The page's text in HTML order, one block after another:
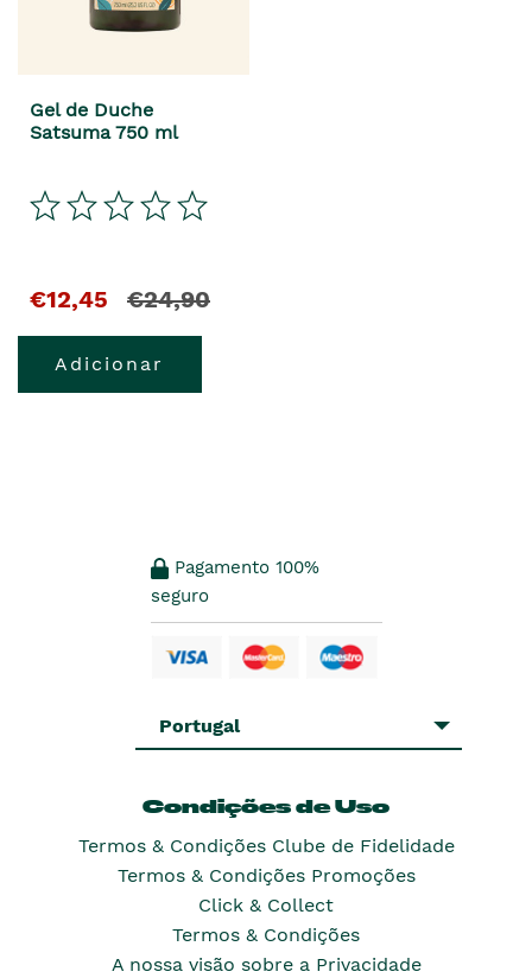
Gel de Duche
Satsuma 750 ml
€12,45 €24,90
Adicionar
Pagamento 100%
seguro
Portugal
Condições de Uso
Termos & Condições Clube de Fidelidade
Termos & Condições Promoções
Click & Collect
Termos & Condições
A nossa visão sobre a Privacidade